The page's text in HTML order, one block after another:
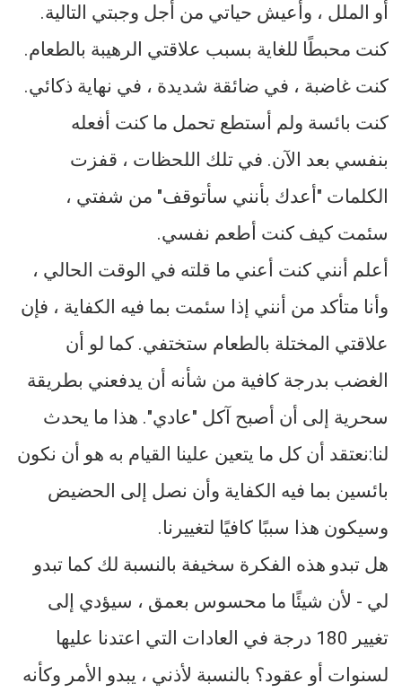
أو الملل ، وأعيش حياتي من أجل وجبتي التالية.
كنت محبطًا للغاية بسبب علاقتي الرهيبة بالطعام.
كنت غاضبة ، في ضائقة شديدة ، في نهاية ذكائي.
كنت بائسة ولم أستطع تحمل ما كنت أفعله
بنفسي بعد الآن. في تلك اللحظات ، قفزت
الكلمات "أعدك بأنني سأتوقف" من شفتي ،
سئمت كيف كنت أطعم نفسي.
أعلم أنني كنت أعني ما قلته في الوقت الحالي ،
وأنا متأكد من أنني إذا سئمت بما فيه الكفاية ، فإن
علاقتي المختلة بالطعام ستختفي. كما لو أن
الغضب بدرجة كافية من شأنه أن يدفعني بطريقة
سحرية إلى أن أصبح آكل "عادي". هذا ما يحدث
لنا:نعتقد أن كل ما يتعين علينا القيام به هو أن نكون
بائسين بما فيه الكفاية وأن نصل إلى الحضيض
وسيكون هذا سببًا كافيًا لتغييرنا.
هل تبدو هذه الفكرة سخيفة بالنسبة لك كما تبدو
لي - لأن شيئًا ما محسوس بعمق ، سيؤدي إلى
تغيير 180 درجة في العادات التي اعتدنا عليها
لسنوات أو عقود؟ بالنسبة لأذني ، يبدو الأمر وكأنه